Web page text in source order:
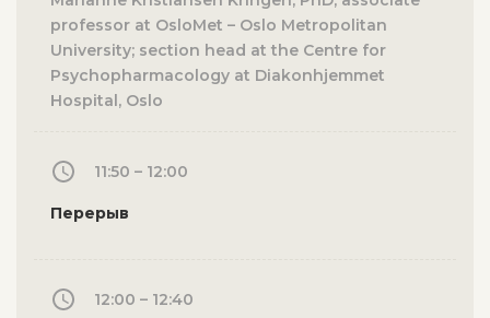
professor at OsloMet – Oslo Metropolitan
University; section head at the Centre for
Psychopharmacology at Diakonhjemmet
Hospital, Oslo
11:50 – 12:00
Перерыв
12:00 – 12:40